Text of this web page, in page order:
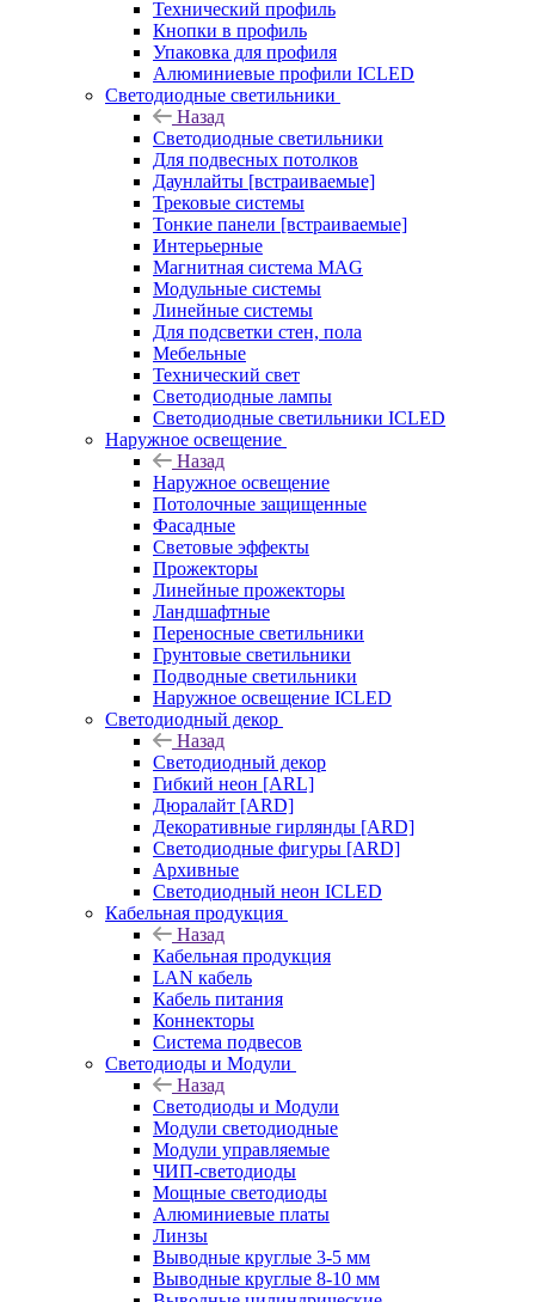
Технический профиль
Кнопки в профиль
Упаковка для профиля
Алюминиевые профили ICLED
Светодиодные светильники
Назад
Светодиодные светильники
Для подвесных потолков
Даунлайты [встраиваемые]
Трековые системы
Тонкие панели [встраиваемые]
Интерьерные
Магнитная система MAG
Модульные системы
Линейные системы
Для подсветки стен, пола
Мебельные
Технический свет
Светодиодные лампы
Светодиодные светильники ICLED
Наружное освещение
Назад
Наружное освещение
Потолочные защищенные
Фасадные
Световые эффекты
Прожекторы
Линейные прожекторы
Ландшафтные
Переносные светильники
Грунтовые светильники
Подводные светильники
Наружное освещение ICLED
Светодиодный декор
Назад
Светодиодный декор
Гибкий неон [ARL]
Дюралайт [ARD]
Декоративные гирлянды [ARD]
Светодиодные фигуры [ARD]
Архивные
Светодиодный неон ICLED
Кабельная продукция
Назад
Кабельная продукция
LAN кабель
Кабель питания
Коннекторы
Система подвесов
Светодиоды и Модули
Назад
Светодиоды и Модули
Модули светодиодные
Модули управляемые
ЧИП-светодиоды
Мощные светодиоды
Алюминиевые платы
Линзы
Выводные круглые 3-5 мм
Выводные круглые 8-10 мм